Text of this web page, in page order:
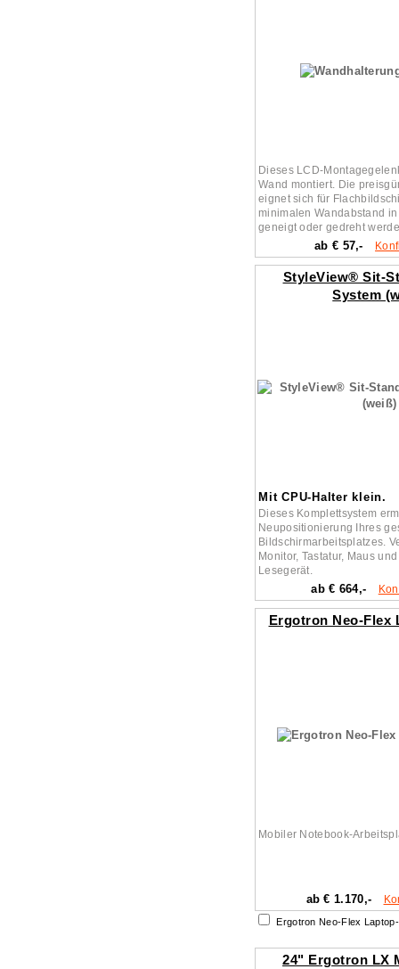
Dieses LCD-
Wand montiert. Die
eignet sich für
minimalen Wandabstand
geneigt oder gedreht
ab € 57,-
StyleView® Sit-
System
Mit CPU-Halter klein.
Dieses Komplettsystem
Neupositionierung Ihres
Bildschirmarbeitsplatzes.
Monitor, Tastatur, Maus
Lesegerät.
ab € 664,-
Ergotron Neo-Flex
Mobiler Notebook-
ab € 1.170,-
Ergotron Neo-Flex
24" Ergotron LX